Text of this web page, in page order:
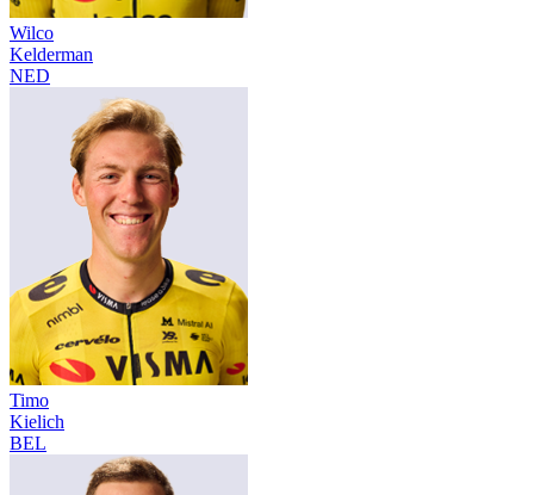
Wilco
Kelderman
NED
Timo
Kielich
BEL